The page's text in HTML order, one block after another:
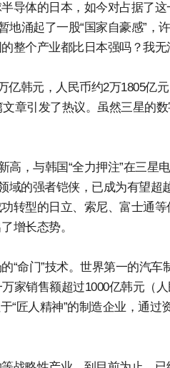
导体的日本，如今对占据了
地涌起了一股“国家自豪感”，
个产业都比日本强吗？我无
韩元，人民币约2万1805亿
章引发了热议。虽然三星的
高，与韩国“全力押注”在三星
域的强者铠侠，已成为有望超
转型的日立、索尼、富士通
增长态势。
“命门”技术。世界第一的汽
家销售额超过1000亿韩元（
“匠人精神”的制造企业，通过